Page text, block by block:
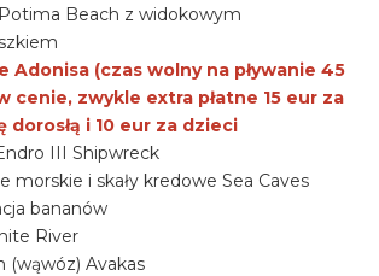
Beach z widokowym
Adonisa (czas wolny na pływanie 45
cenie, zwykle extra płatne 15 eur za
dorosłą i 10 eur za dzieci
III Shipwreck
morskie i skały kredowe Sea Caves
bananów
River
(wąwóz) Avakas